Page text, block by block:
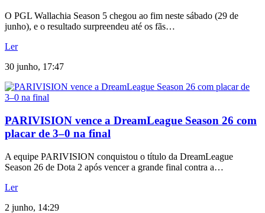
O PGL Wallachia Season 5 chegou ao fim neste sábado (29 de
junho), e o resultado surpreendeu até os fãs…
Ler
30 junho, 17:47
PARIVISION vence a DreamLeague Season 26 com
placar de 3–0 na final
A equipe PARIVISION conquistou o título da DreamLeague
Season 26 de Dota 2 após vencer a grande final contra a…
Ler
2 junho, 14:29